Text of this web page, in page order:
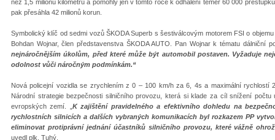
než 1,5 milionu kilometrů a pomohly jen v tomto roce k odhalení téměř 60 000
pak přesáhla 42 milionů korun.
Symbolický klíč od sedmi vozů ŠKODA Superb s šestiválcovým motorem FSI o
Bohdan Wojnar, člen představenstva ŠKODA AUTO. Pan Wojnar k tématu dálniční
nejnáročnějším úkolům, před které může být automobil postaven. Vyžaduje
odolnost vůči náročným podmínkám.“
Nová policejní vozidla se zrychlením z 0 – 100 km/h za 6, 4s a maximální rychlostí
Národní strategie bezpečnosti silničního provozu, která si klade za cíl snížení
evropských zemí. „ K zajištění pravidelného a efektivního dohledu na
rychlostních silnicích a dalších vybraných komunikacích byl rozkazem PP
eliminovat protiprávní jednání účastníků silničního provozu, které vážně
uvedl plk. Tuhý.